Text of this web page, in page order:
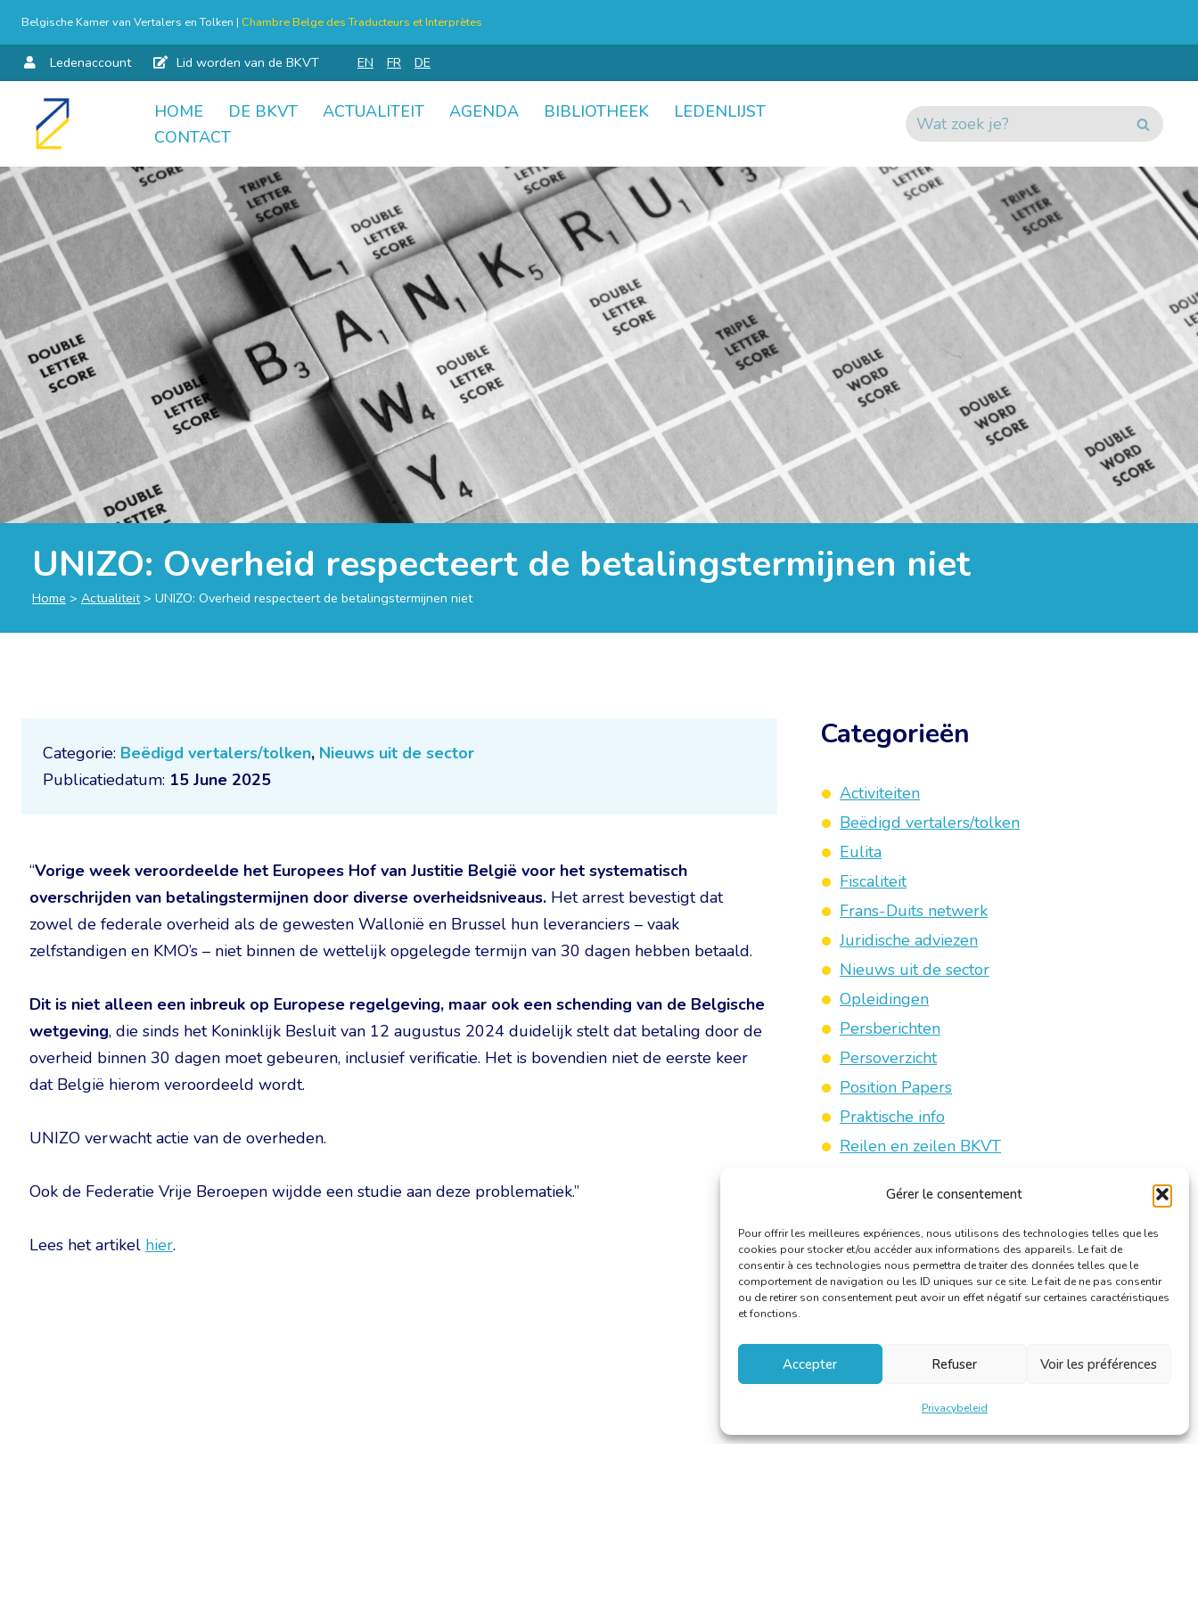
Gérer le consentement
Pour offrir les meilleures expériences, nous utilisons des technologies telles que les
cookies pour stocker et/ou accéder aux informations des appareils. Le fait de
consentir à ces technologies nous permettra de traiter des données telles que le
comportement de navigation ou les ID uniques sur ce site. Le fait de ne pas consentir
ou de retirer son consentement peut avoir un effet négatif sur certaines caractéristiques
et fonctions.
Accepter Refuser Voir les préférences
Privacybeleid
Belgische Kamer van Vertalers en Tolken | Chambre Belge des Traducteurs et Interprètes
Ledenaccount Lid worden van de BKVT EN FR DE
Skip
content
HOME DE BKVT ACTUALITEIT AGENDA BIBLIOTHEEK
LEDENLIJST
CONTACT
UNIZO: Overheid respecteert de betalingstermijnen niet
Home > Actualiteit> UNIZO: Overheid respecteert de betalingstermijnen niet
Categorie: Beëdigd vertalers/tolken, Nieuws uit de sector
Publicatiedatum: 15 June 2025
“Vorige week veroordeelde het Europees Hof van Justitie België voor het systematisch
overschrijden van betalingstermijnen door diverse overheidsniveaus. Het arrest bevestigt dat
zowel de federale overheid als de gewesten Wallonië en Brussel hun leveranciers – vaak
zelfstandigen en KMO’s – niet binnen de wettelijk opgelegde termijn van 30 dagen hebben betaald.
Dit is niet alleen een inbreuk op Europese regelgeving, maar ook een schending van de Belgische
wetgeving, die sinds het Koninklijk Besluit van 12 augustus 2024 duidelijk stelt dat betaling door de
overheid binnen 30 dagen moet gebeuren, inclusief verificatie. Het is bovendien niet de eerste keer
dat België hierom veroordeeld wordt.
UNIZO verwacht actie van de overheden.
Ook de Federatie Vrije Beroepen wijdde een studie aan deze problematiek.”
Lees het artikel hier.
Categorieën
Activiteiten
Beëdigd vertalers/tolken
Eulita
Fiscaliteit
Frans-Duits netwerk
Juridische adviezen
Nieuws uit de sector
Opleidingen
Persberichten
Persoverzicht
Position Papers
Praktische info
Reilen en zeilen BKVT